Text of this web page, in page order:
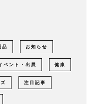
品 お知らせ
ベント・出展 健康
注目記事